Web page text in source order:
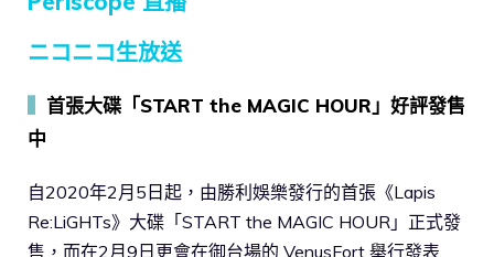
ニコニコ生放送
首張大碟「START the MAGIC HOUR」好評發售
中
自2020年2月5日起，由勝利娛樂發行的首張《Lapis
Re:LiGHTs》大碟「START the MAGIC HOUR」正式發
售，而在2月9日更會在御台場的 VenusFort 舉行發表